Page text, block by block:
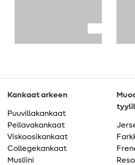
Kankaat arkeen
Puuvillakankaat
Pellavakankaat
Viskoosikankaat
Collegekankaat
Musliini